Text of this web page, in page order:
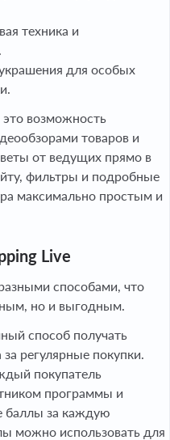
техника и
для особых
возможность
товаров и
от ведущих прямо в
фильтры и подробные
максимально простым и
Live
способами, что
но и выгодным.
способ получать
регулярные покупки.
покупатель
программы и
баллы за каждую
можно использовать для